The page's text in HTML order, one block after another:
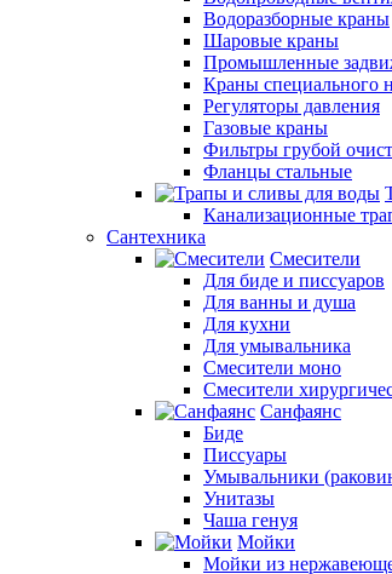
Водоразборные краны
Шаровые краны
Промышленные
Краны специального
Регуляторы давления
Газовые краны
Фильтры грубой
Фланцы стальные
Канализационные
Сантехника
Смесители
Для биде и писсуаров
Для ванны и душа
Для кухни
Для умывальника
Смесители моно
Смесители
Санфаянс
Биде
Писсуары
Умывальники
Унитазы
Чаша генуя
Мойки
Мойки из